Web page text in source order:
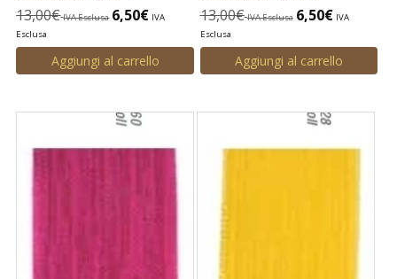
13,00€ IVA Esclusa 6,50€ IVA
Esclusa
Aggiungi al carrello
13,00€ IVA Esclusa 6,50€ IVA
Esclusa
Aggiungi al carrello